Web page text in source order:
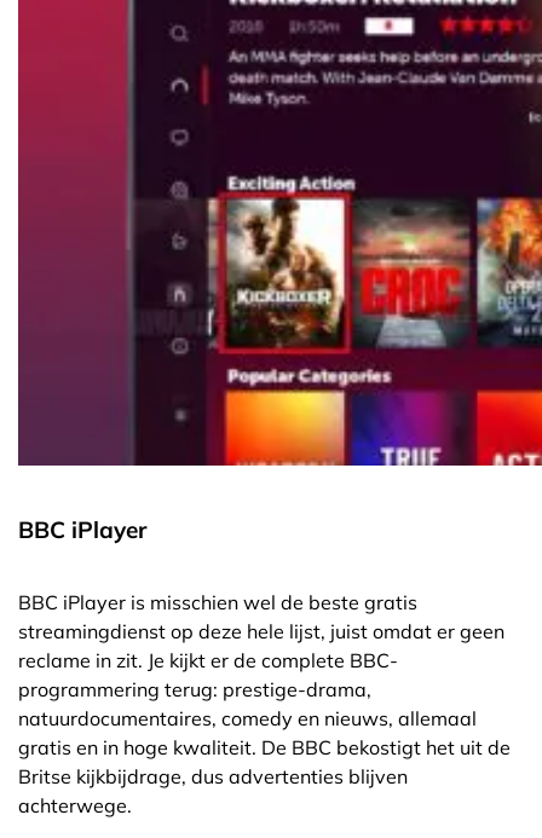
BBC iPlayer
BBC iPlayer is misschien wel de beste gratis
streamingdienst op deze hele lijst, juist omdat er geen
reclame in zit. Je kijkt er de complete BBC-
programmering terug: prestige-drama,
natuurdocumentaires, comedy en nieuws, allemaal
gratis en in hoge kwaliteit. De BBC bekostigt het uit de
Britse kijkbijdrage, dus advertenties blijven
achterwege.